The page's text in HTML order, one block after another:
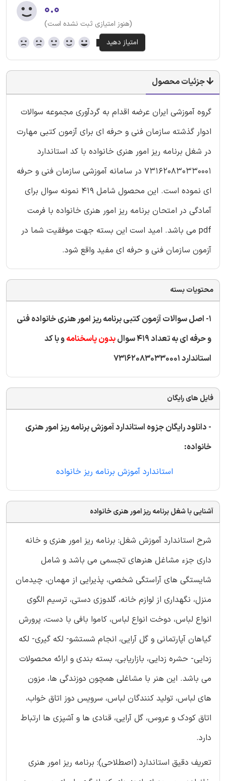
۰.۰
(هنوز امتیازی ثبت نشده است)
جزئیات محصول
گروه آموزشی ایران عرضه اقدام به گردآوری مجموعه سوالات
ادوار گذشته سازمان فنی و حرفه ای برای آزمون کتبی مهارت
در شغل برنامه ریز امور هنری خانواده با کد استاندارد
731620830330001 در سامانه آموزشی سازمان فنی و حرفه
ای نموده است. این محصول شامل 419 نمونه سوال برای
آمادگی در امتحان برنامه ریز امور هنری خانواده با فرمت
pdf می باشد. امید است این بسته جهت موفقیت شما در
آزمون سازمان فنی و حرفه ای مفید واقع شود.
محتویات بسته
1- اصل سوالات آزمون کتبی برنامه ریز امور هنری خانواده فنی
و حرفه ای به تعداد 419 سوال
بدون پاسخنامهو با کد
استاندارد 731620830330001
فایل های رایگان
- دانلود رایگان جزوه استاندارد آموزش برنامه ریز امور هنری
خانواده:
استاندارد آموزش برنامه ریز خانواده
آشنایی با شغل برنامه ریز امور هنری خانواده
شرح استاندارد آموزش شغل: برنامه ریز امور هنری و خانه
داری جزء مشاغل هنرهای تجسمی می باشد و شامل
شایستگی های آراستگی شخصی، پذیرایی از مهمان، چیدمان
منزل، نگهداری از لوازم خانه، گلدوزی دستی، ترسیم الگوی
انواع لباس، دوخت انواع لباس، کاموا بافی با دست، پرورش
گیاهان آپارتمانی و گل آرایی، انجام شستشو- لکه گیری- لکه
زدایی- حشره زدایی، بازاریابی، بسته بندی و ارائه محصولات
می باشد. این هنر با مشاغلی همچون دوزندگی ها، مزون
های لباس، تولید کنندگان لباس، سرویس دوز اتاق خواب،
اتاق کودک و عروس، گل آرایی، قنادی ها و آشپزی ها ارتباط
دارد.
تعریف دقیق استاندارد (اصطلاحی): برنامه ریز امور هنری